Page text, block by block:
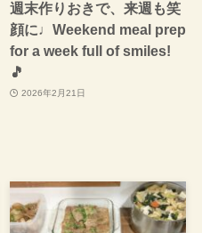
週末作りおきで、来週も笑
顔に♩Weekend meal prep
for a week full of smiles!
🎵
2026年2月21日